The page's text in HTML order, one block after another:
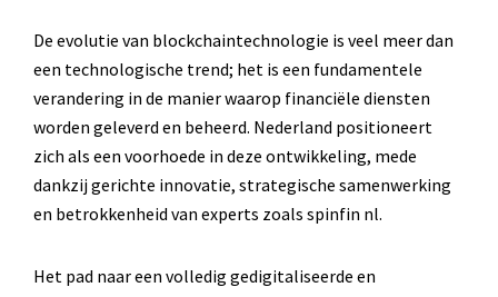
De evolutie van blockchaintechnologie is veel meer dan
een technologische trend; het is een fundamentele
verandering in de manier waarop financiële diensten
worden geleverd en beheerd. Nederland positioneert
zich als een voorhoede in deze ontwikkeling, mede
dankzij gerichte innovatie, strategische samenwerking
en betrokkenheid van experts zoals spinfin nl.
Het pad naar een volledig gedigitaliseerde en